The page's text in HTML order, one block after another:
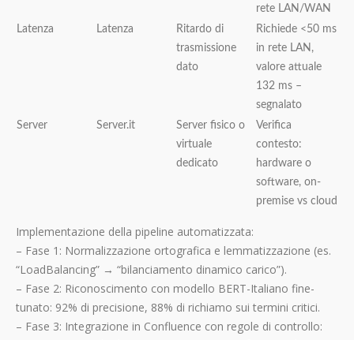
rete LAN/WAN
Latenza
Latenza
Ritardo di
trasmissione
dato
Richiede <50 ms
in rete LAN,
valore attuale
132 ms –
segnalato
Server
Server.it
Server fisico o
virtuale
dedicato
Verifica
contesto:
hardware o
software, on-
premise vs cloud
Implementazione della pipeline automatizzata:
– Fase 1: Normalizzazione ortografica e lemmatizzazione (es.
“LoadBalancing” → “bilanciamento dinamico carico”).
– Fase 2: Riconoscimento con modello BERT-Italiano fine-
tunato: 92% di precisione, 88% di richiamo sui termini critici.
– Fase 3: Integrazione in Confluence con regole di controllo: